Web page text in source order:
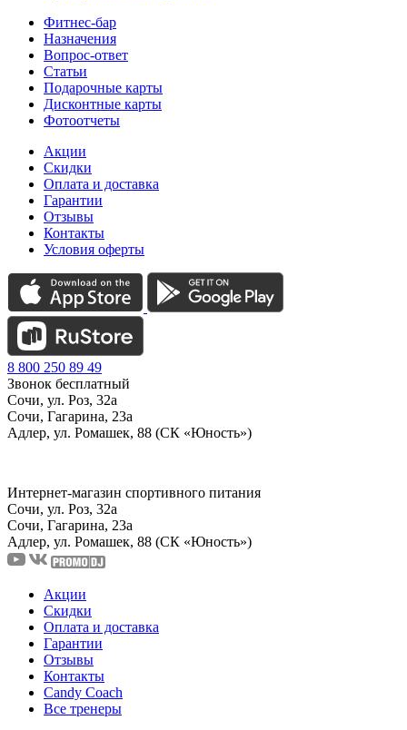
Фитнес-бар
Назначения
Вопрос-ответ
Статьи
Подарочные карты
Дисконтные карты
Фотоотчеты
Акции
Скидки
Оплата и доставка
Гарантии
Отзывы
Контакты
Условия оферты
8 800 250 89 49
Звонок бесплатный
Сочи, ул. Роз, 32а
Сочи, Гагарина, 23а
Адлер, ул. Ромашек, 88 (СК «Юность»)
Интернет-магазин спортивного питания
Сочи, ул. Роз, 32а
Сочи, Гагарина, 23а
Адлер, ул. Ромашек, 88 (СК «Юность»)
Акции
Скидки
Оплата и доставка
Гарантии
Отзывы
Контакты
Candy Coach
Все тренеры